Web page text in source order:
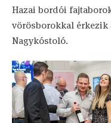
Hazai bordói
vörösborokkal érkezik
Nagykóstoló.